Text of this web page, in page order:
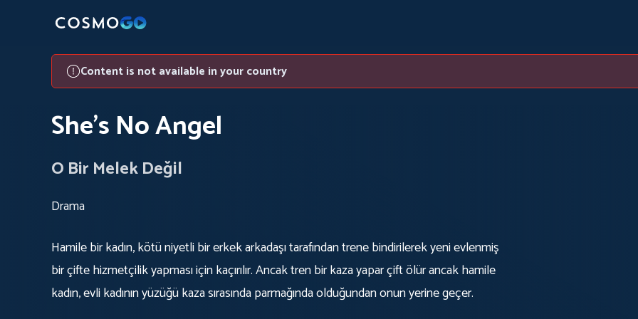
Content is not available in your country
She's No Angel
O Bir Melek Değil
Drama
Hamile bir kadın, kötü niyetli bir erkek arkadaşı tarafından trene bindirilerek yeni evlenmiş
bir çifte hizmetçilik yapması için kaçırılır. Ancak tren bir kaza yapar çift ölür ancak hamile
kadın, evli kadının yüzüğü kaza sırasında parmağında olduğundan onun yerine geçer.